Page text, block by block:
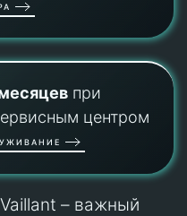
при
центром
– важный